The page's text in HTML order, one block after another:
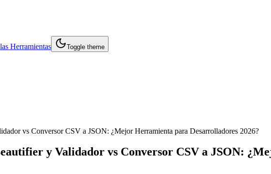
Herramientas Toggle theme
vs Conversor CSV a JSON: ¿Mejor Herramienta para Desarrolladores 2026?
y Validador vs Conversor CSV a JSON: